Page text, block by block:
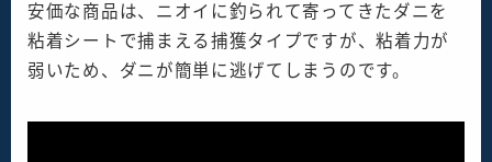
安価な商品は、ニオイに釣られて寄ってきたダニを
粘着シートで捕まえる捕獲タイプですが、粘着力が
弱いため、ダニが簡単に逃げてしまうのです。